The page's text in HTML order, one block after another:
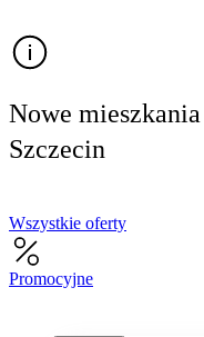
Nowe
Szczecin
Wszystkie oferty
Promocyjne